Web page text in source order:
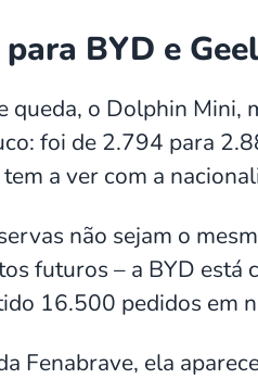
BYD e
queda, o Dolphin Mini,
foi de 2.794 para
a ver com a
não sejam o
futuros – a BYD está
16.500 pedidos em
Fenabrave, ela